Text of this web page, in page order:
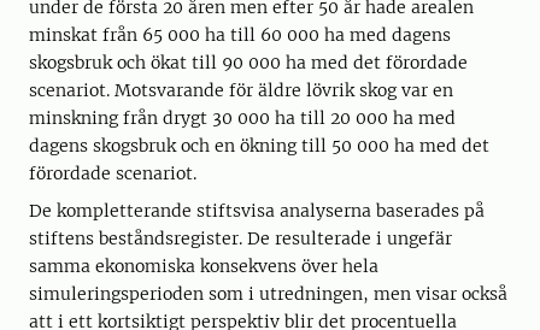
under de första 20 åren men efter 50 år hade arealen
minskat från 65 000 ha till 60 000 ha med dagens
skogsbruk och ökat till 90 000 ha med det förordade
scenariot. Motsvarande för äldre lövrik skog var en
minskning från drygt 30 000 ha till 20 000 ha med
dagens skogsbruk och en ökning till 50 000 ha med det
förordade scenariot.
De kompletterande stiftsvisa analyserna baserades på
stiftens beståndsregister. De resulterade i ungefär
samma ekonomiska konsekvens över hela
simuleringsperioden som i utredningen, men visar också
att i ett kortsiktigt perspektiv blir det procentuella